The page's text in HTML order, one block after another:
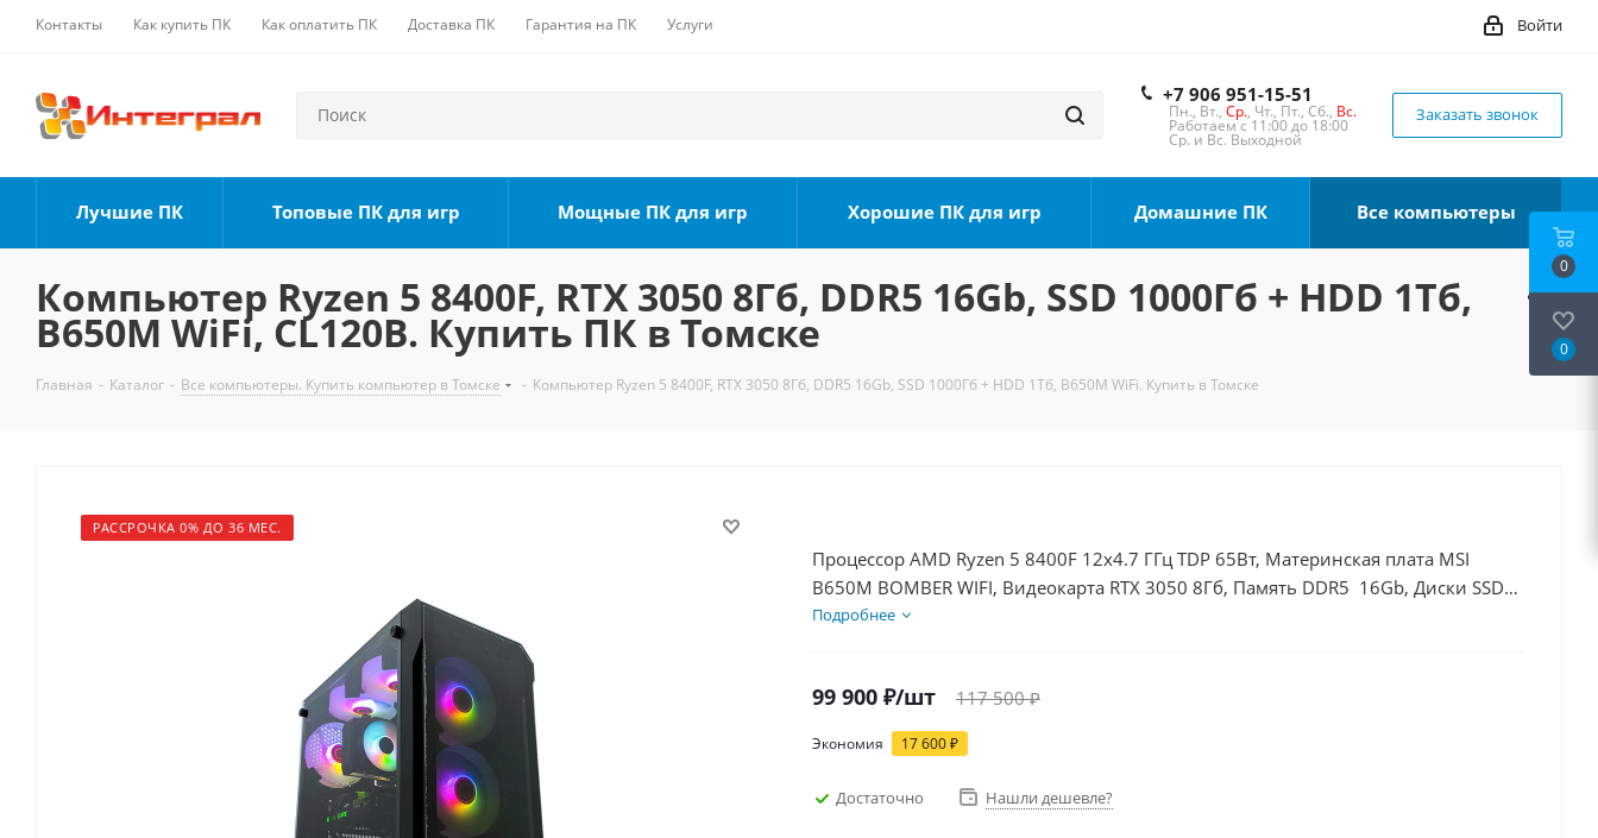
Контакты Как купить ПК Как оплатить ПК Доставка ПК Гарантия на ПК Услуги Войти
+7 906 951-15-51
Пн., Вт., Ср., Чт., Пт., Сб., Вс.
Работаем с 11:00 до 18:00
Ср. и Вс. Выходной
Заказать звонок
Лучшие ПК Топовые ПК для игр Мощные ПК для игр Хорошие ПК для игр Домашние ПК Все компьютеры
Компьютер Ryzen 5 8400F, RTX 3050 8Гб, DDR5 16Gb, SSD 1000Гб + HDD 1Тб,
B650M WiFi, CL120B. Купить ПК в Томске
Главная - Каталог - Все компьютеры. Купить компьютер в Томске - Компьютер Ryzen 5 8400F, RTX 3050 8Гб, DDR5 16Gb, SSD 1000Гб + HDD 1Тб, B650M WiFi. Купить в Томске
РАССРОЧКА 0% ДО 36 МЕС.
Процессор AMD Ryzen 5 8400F 12x4.7 ГГц TDP 65Вт, Материнская плата MSI
B650M BOMBER WIFI, Видеокарта RTX 3050 8Гб, Память DDR5 16Gb, Диски SSD
1000Гб + HDD 1Тб, БП 600Вт
Подробнее
99 900 ₽/шт 117 500₽
Экономия 17 600₽
Достаточно Нашли дешевле?
0
0